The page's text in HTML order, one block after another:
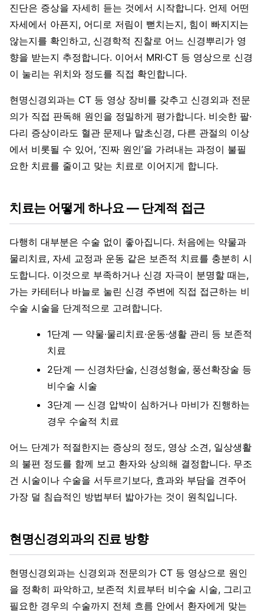
진단은 증상을 자세히 듣는 것에서 시작합니다. 언제 어떤
자세에서 아픈지, 어디로 저림이 뻗치는지, 힘이 빠지지는
않는지를 확인하고, 신경학적 진찰로 어느 신경뿌리가 영
향을 받는지 추정합니다. 이어서 MRI·CT 등 영상으로 신경
이 눌리는 위치와 정도를 직접 확인합니다.
현명신경외과는 CT 등 영상 장비를 갖추고 신경외과 전문
의가 직접 판독해 원인을 정밀하게 평가합니다. 비슷한 팔·
다리 증상이라도 혈관 문제나 말초신경, 다른 관절의 이상
에서 비롯될 수 있어, ‘진짜 원인’을 가려내는 과정이 불필
요한 치료를 줄이고 맞는 치료로 이어지게 합니다.
치료는 어떻게 하나요 — 단계적 접근
다행히 대부분은 수술 없이 좋아집니다. 처음에는 약물과
물리치료, 자세 교정과 운동 같은 보존적 치료를 충분히 시
도합니다. 이것으로 부족하거나 신경 자극이 분명할 때는,
가는 카테터나 바늘로 눌린 신경 주변에 직접 접근하는 비
수술 시술을 단계적으로 고려합니다.
1단계 — 약물·물리치료·운동·생활 관리 등 보존적
치료
2단계 — 신경차단술, 신경성형술, 풍선확장술 등
비수술 시술
3단계 — 신경 압박이 심하거나 마비가 진행하는
경우 수술적 치료
어느 단계가 적절한지는 증상의 정도, 영상 소견, 일상생활
의 불편 정도를 함께 보고 환자와 상의해 결정합니다. 무조
건 시술이나 수술을 서두르기보다, 효과와 부담을 견주어
가장 덜 침습적인 방법부터 밟아가는 것이 원칙입니다.
현명신경외과의 진료 방향
현명신경외과는 신경외과 전문의가 CT 등 영상으로 원인
을 정확히 파악하고, 보존적 치료부터 비수술 시술, 그리고
필요한 경우의 수술까지 전체 흐름 안에서 환자에게 맞는